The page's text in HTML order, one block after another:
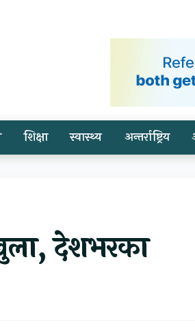
शिक्षा स्वास्थ्य अन्तर्राष्ट्रिय
देशभरका